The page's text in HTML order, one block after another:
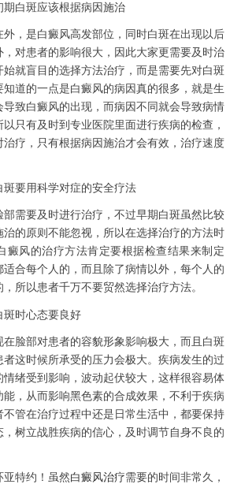
白斑应该根据病因施治
是白癜风高发部位，同时白斑在出现以后
，对患者的影响很大，因此大家更需要及时治
就盲目的选择方法治疗，而是需要先对白斑
道的一点是白癜风的病因真的很多，就是生
致白癜风的出现，而病因不同就会导致病情
只有及时到专业医院里面进行疾病的检查，
治疗，只有根据病因施治才会有效，治疗速度
要用科学对症的安全疗法
要及时进行治疗，不过早期白斑虽然比较
的原则不能忽视，所以在选择治疗的方法时
癜风的治疗方法肯定要根据检查结果来制定
适合每个人的，而且除了病情以外，每个人的
所以患者千万不要贸然选择治疗方法。
时心态要良好
部对患者的容貌形象影响极大，而且白斑
这时候所承受的压力会极大。疾病发生的过
绪受到影响，波动起伏较大，这样很容易体
能，从而影响黑色素的合成效果，不利于疾病
不管在治疗过程中还是日常生活中，都要保持
树立战胜疾病的信心，及时调节自身不良的
特约！虽然白癜风治疗需要的时间非常久，